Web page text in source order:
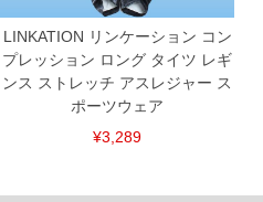
LINKATION リンケーション コン
プレッション ロング タイツ レギ
ンス ストレッチ アスレジャー ス
ポーツウェア
¥3,289